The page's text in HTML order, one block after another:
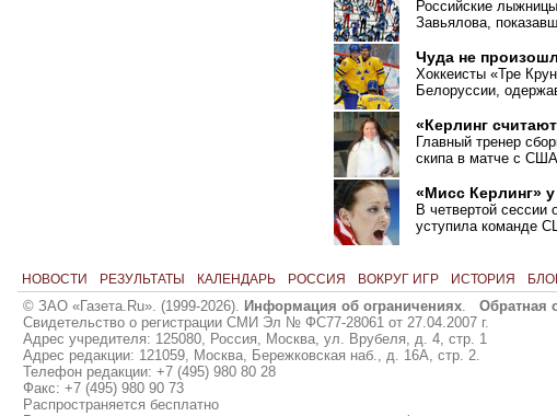
Российские
Завьялова,
Чуда не
Хоккеисты «Тре
Белоруссии,
«Керлинг
Главный тренер
скипа в матче с
«Мисс Керлинг»
В четвертой сессии
уступила команде
НОВОСТИ РЕЗУЛЬТАТЫ КАЛЕНДАРЬ РОССИЯ ВОКРУГ ИГР ИСТОРИЯ
© ЗАО «Газета.Ru». (1999-2026). Информация об ограничениях Обратная
Свидетельство о регистрации СМИ Эл № ФС77-28061 от 27.04.2007 г.
Адрес учредителя: 125080, Россия, Москва, ул. Врубеля, д. 4, стр. 1
Адрес редакции: 121059, Москва, Бережковская наб., д. 16А, стр. 2.
Телефон редакции: +7 (495) 980 80 28
Факс: +7 (495) 980 90 73
Распространяется бесплатно